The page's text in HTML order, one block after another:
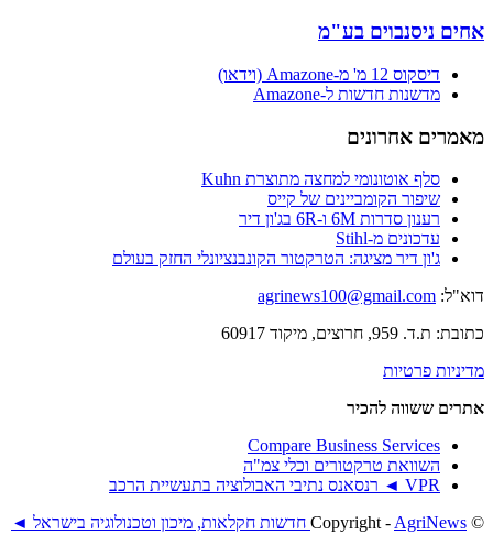
אחים ניסנבוים בע"מ
דיסקוס 12 מ' מ-Amazone (וידאו)
מדשנות חדשות ל-Amazone
מאמרים אחרונים
סלף אוטונומי למחצה מתוצרת Kuhn
שיפור הקומביינים של קייס
רענון סדרות 6M ו-6R בג'ון דיר
עדכונים מ-Stihl
ג'ון דיר מציגה: הטרקטור הקונבנציונלי החזק בעולם
דוא"ל: agrinews100@gmail.com
כתובת: ת.ד. 959, חרוצים, מיקוד 60917
מדיניות פרטיות
אתרים ששווה להכיר
Compare Business Services
השוואת טרקטורים וכלי צמ"ה
VPR ◄ רנסאנס נתיבי האבולוציה בתעשיית הרכב
© ‫Copyright -
AgriNews חדשות חקלאות, מיכון וטכנולוגיה בישראל ◄